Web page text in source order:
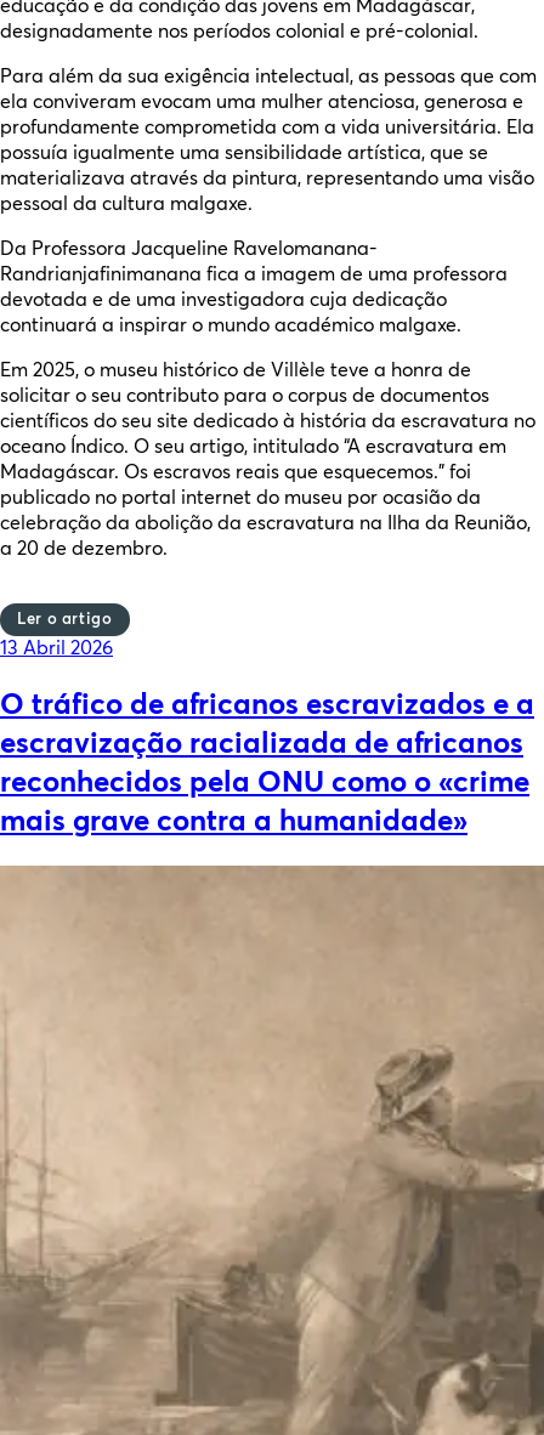
educação e da condição das jovens em Madagáscar,
designadamente nos períodos colonial e pré-colonial.
Para além da sua exigência intelectual, as pessoas que com
ela conviveram evocam uma mulher atenciosa, generosa e
profundamente comprometida com a vida universitária. Ela
possuía igualmente uma sensibilidade artística, que se
materializava através da pintura, representando uma visão
pessoal da cultura malgaxe.
Da Professora Jacqueline Ravelomanana-
Randrianjafinimanana fica a imagem de uma professora
devotada e de uma investigadora cuja dedicação
continuará a inspirar o mundo académico malgaxe.
Em 2025, o museu histórico de Villèle teve a honra de
solicitar o seu contributo para o corpus de documentos
científicos do seu site dedicado à história da escravatura no
oceano Índico. O seu artigo, intitulado “A escravatura em
Madagáscar. Os escravos reais que esquecemos.” foi
publicado no portal internet do museu por ocasião da
celebração da abolição da escravatura na Ilha da Reunião,
a 20 de dezembro.
Ler o artigo
Posted
13 Abril 2026
O tráfico de africanos escravizados e a
escravização racializada de africanos
reconhecidos pela ONU como o «crime
mais grave contra a humanidade»